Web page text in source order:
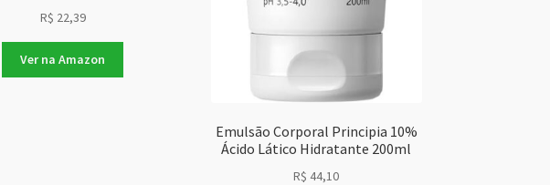
R$ 22,39
Ver na Amazon
Emulsão Corporal Principia 10%
Ácido Lático Hidratante 200ml
R$ 44,10